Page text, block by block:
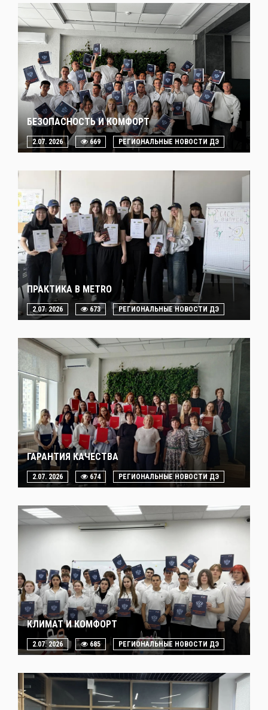
БЕЗОПАСНОСТЬ И КОМФОРТ
2.07. 2026 669 РЕГИОНАЛЬНЫЕ НОВОСТИ ДЭ
ПРАКТИКА В METRO
2.07. 2026 673 РЕГИОНАЛЬНЫЕ НОВОСТИ ДЭ
ГАРАНТИЯ КАЧЕСТВА
2.07. 2026 674 РЕГИОНАЛЬНЫЕ НОВОСТИ ДЭ
КЛИМАТ И КОМФОРТ
2.07. 2026 685 РЕГИОНАЛЬНЫЕ НОВОСТИ ДЭ